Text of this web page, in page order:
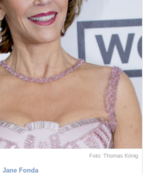
Foto: Thomas König
Jane Fonda